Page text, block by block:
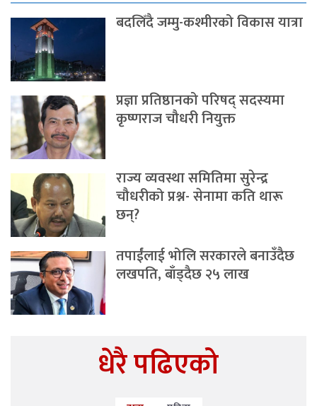
बदलिँदै जम्मु-कश्मीरको विकास यात्रा
प्रज्ञा प्रतिष्ठानको परिषद् सदस्यमा
कृष्णराज चौधरी नियुक्त
राज्य व्यवस्था समितिमा सुरेन्द्र
चौधरीको प्रश्न- सेनामा कति थारू
छन्?
तपाईंलाई भोलि सरकारले बनाउँदैछ
लखपति, बाँड्दैछ २५ लाख
धेरै पढिएको